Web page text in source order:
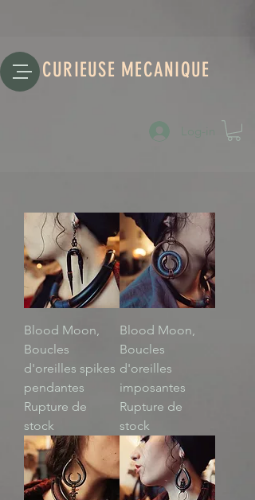
CURIEUSE MECANIQUE
Log-in
Blood Moon,
Boucles
d'oreilles spikes
pendantes
Rupture de
stock
Blood Moon,
Boucles
d'oreilles
imposantes
Rupture de
stock